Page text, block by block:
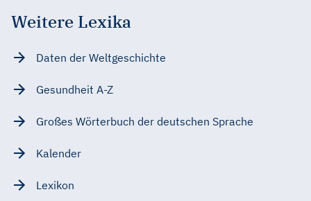
Weitere Lexika
Daten der Weltgeschichte
Gesundheit A-Z
Großes Wörterbuch der deutschen Sprache
Kalender
Lexikon